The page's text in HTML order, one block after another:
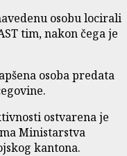
osobu locirali
tim, nakon čega je
osoba predata
ostvarena je
Ministarstva
kantona.